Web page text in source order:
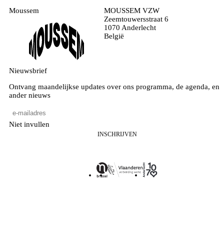
Moussem
MOUSSEM VZW
Zeemtouwersstraat 6
1070 Anderlecht
België
Nieuwsbrief
Ontvang maandelijkse updates over ons programma, de agenda, en
ander nieuws
Niet invullen
INSCHRIJVEN